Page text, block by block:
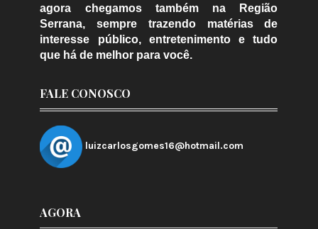
agora chegamos também na Região
Serrana, sempre trazendo matérias de
interesse público, entretenimento e tudo
que há de melhor para você.
FALE CONOSCO
luizcarlosgomes16@hotmail.com
AGORA